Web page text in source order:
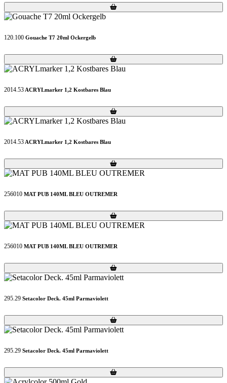
Loading...
Loading...
120.100 Gouache T7 20ml Ockergelb
Loading...
Loading...
2014.53 ACRYLmarker 1,2 Kostbares Blau
Loading...
Loading...
2014.53 ACRYLmarker 1,2 Kostbares Blau
Loading...
Loading...
256010 MAT PUB 140ML BLEU OUTREMER
Loading...
Loading...
256010 MAT PUB 140ML BLEU OUTREMER
Loading...
Loading...
295.29 Setacolor Deck. 45ml Parmaviolett
Loading...
Loading...
295.29 Setacolor Deck. 45ml Parmaviolett
Loading...
Loading...